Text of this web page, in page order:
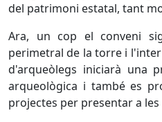
del patrimoni estatal, tant
Ara, un cop el conveni
perimetral de la torre i
d'arqueòlegs iniciarà una
arqueològica i també es
projectes per presentar a